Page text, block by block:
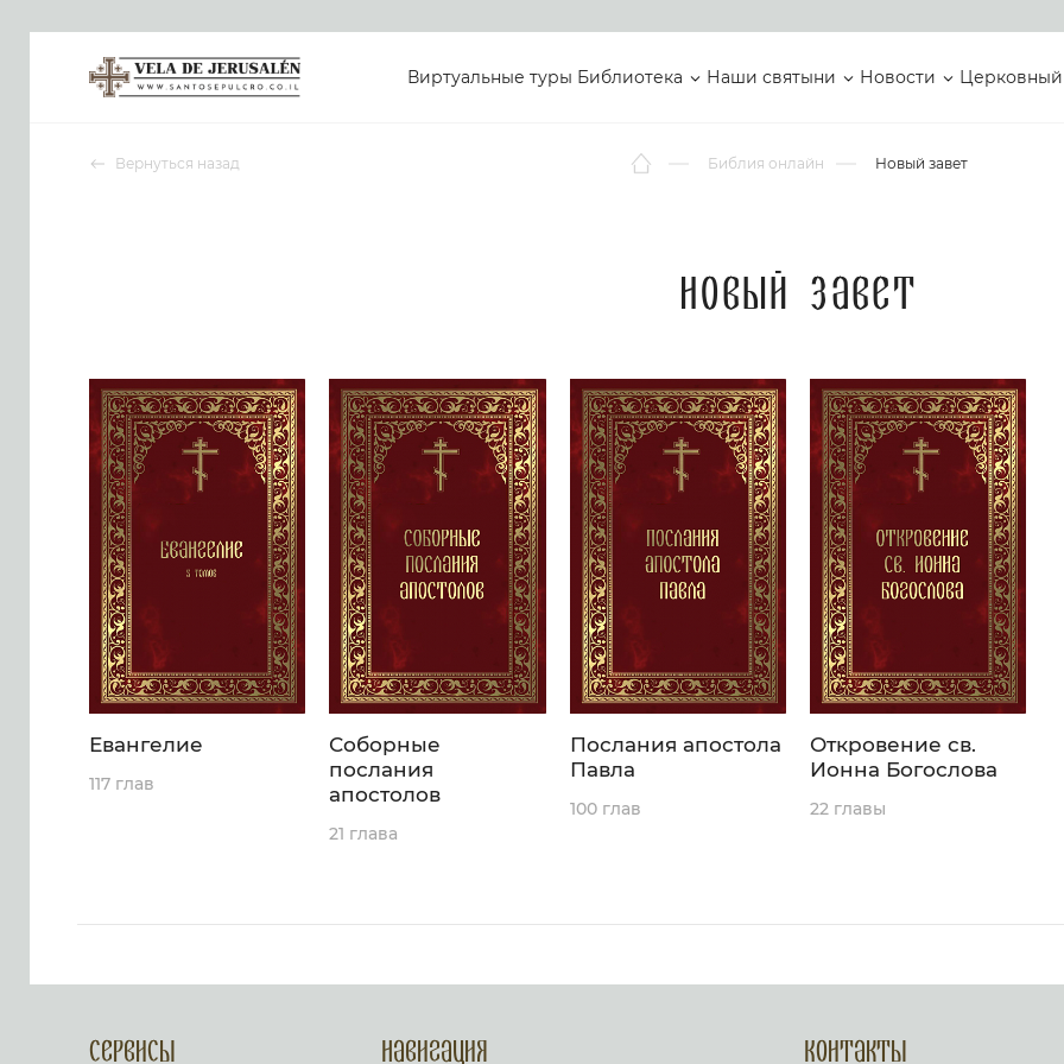
Виртуальные туры Библиотека Наши святыни Новости Церковный
Вернуться назад Библия онлайн Новый завет
Новый завет
Евангелие
117 глав
Соборные
послания
апостолов
21 глава
Послания апостола
Павла
100 глав
Откровение св.
Ионна Богослова
22 главы
Сервисы Навигация Контакты